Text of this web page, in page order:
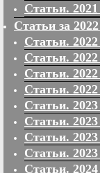
Статьи.
Статьи за 2022
Статьи.
Статьи.
Статьи.
Статьи.
Статьи.
Статьи.
Статьи.
Статьи.
Статьи.